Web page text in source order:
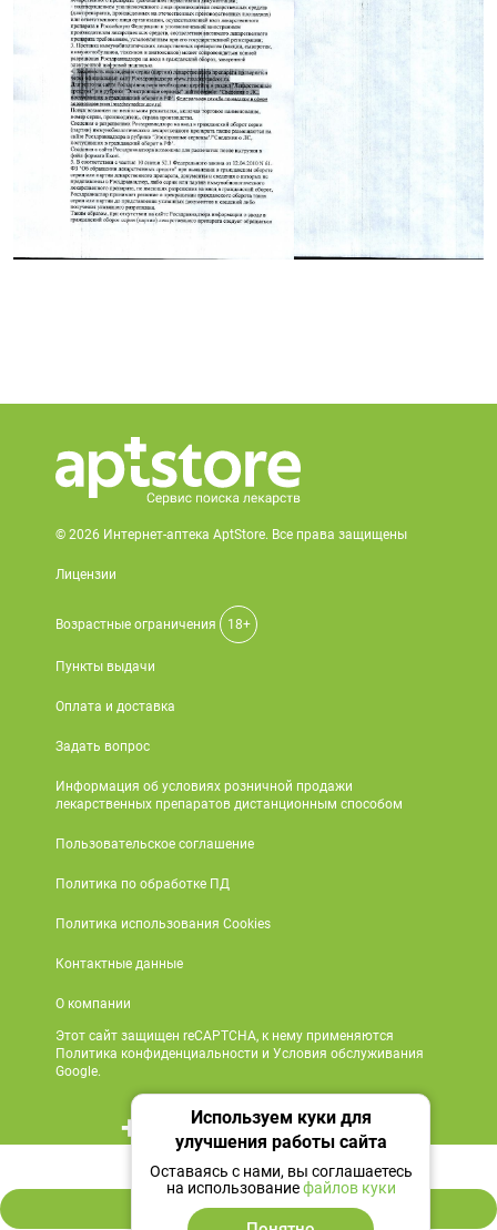
299 ₽
В корзину
© 2026 Интернет-аптека AptStore. Все права защищены
Лицензии
Возрастные ограничения 18+
Пункты выдачи
Оплата и доставка
Задать вопрос
Информация об условиях розничной продажи
лекарственных препаратов дистанционным способом
Пользовательское соглашение
Политика по обработке ПД
Политика использования Cookies
Контактные данные
О компании
Этот сайт защищен reCAPTCHA, к нему применяются
Политика конфиденциальности и Условия обслуживания
Google.
+7 495 419 18 18
Мы в социальных сетях
Используем куки для
улучшения работы сайта
Оставаясь с нами, вы соглашаетесь
на использованиефайлов куки